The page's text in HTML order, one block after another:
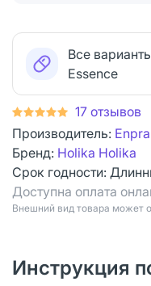
Все
Essence
17 отзывов
Производитель:
Бренд: Holika Holika
Срок годности:
Доступна оплата
Bнешний вид товара может
Инструкция